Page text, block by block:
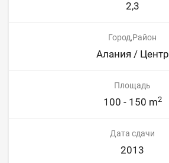
2,3
Город,Район
Алания / Центр
Площадь
100 - 150 m2
Дата сдачи
2013